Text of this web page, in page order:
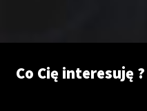
Co Cię interesuję ?